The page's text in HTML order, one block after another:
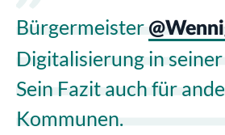
Bürgermeister
Digitalisierung in
Sein Fazit auch für
Kommunen.